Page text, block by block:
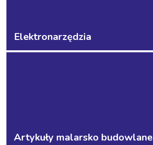
Elektronarzędzia
Artykuły malarsko budowlane